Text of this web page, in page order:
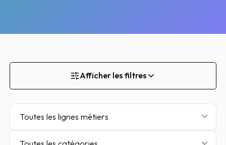
Afficher les filtres
Toutes les lignes métiers